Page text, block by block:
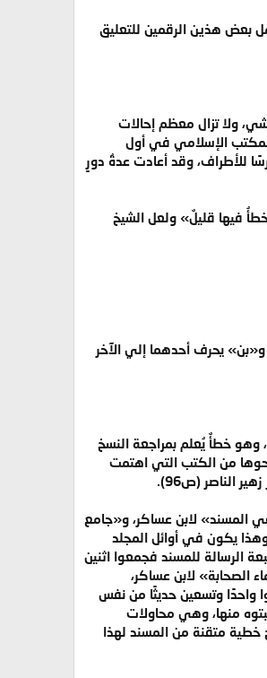
وقد يُستعمل بعض هذين الرقمين للتعليق
ولا تزال معظم إحالات
المكتب الإسلامي في أول
للأطراف، وقد أعادت عدةُ دورٍ
جيدةٌ من ناحيةِ التصحيحِ، الخطأُ فيها قليلٌ» ولعل الشيخ
يحرف أحدهما إلي الآخر
وهو خطأٌ يُعلم بمراجعة النسخ
من الكتب التي اهتمت
المسند» لابن عساكر، و«جامع
يكون في أوائل المجلد
للمسند فجمعوا اثنين
الصحابة» لابن عساكر،
له، فجمعوا واحدًا وتسعين حديثًا من نفس
إلي مصادره التي أثبتوه منها، وهي محاولات
متقنة من المسند لهذا